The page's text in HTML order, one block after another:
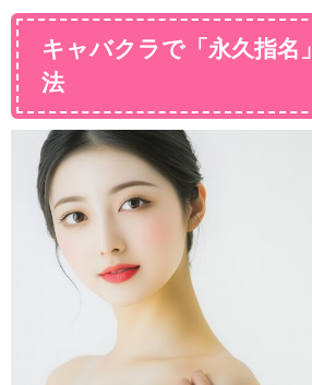
キャバクラで「永久指名
法